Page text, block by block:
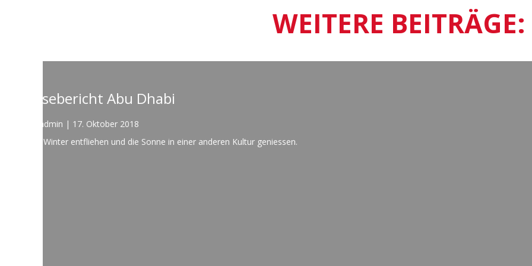
WEITERE BEITRÄGE:
Reisebericht Mauritius
Vonadmin |17. Oktober 2018
Traumhafte Strände, wunderschöne Landschaften und einzigartige Hotels auf Mauritius.